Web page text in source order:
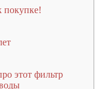
покупке!
этот фильтр